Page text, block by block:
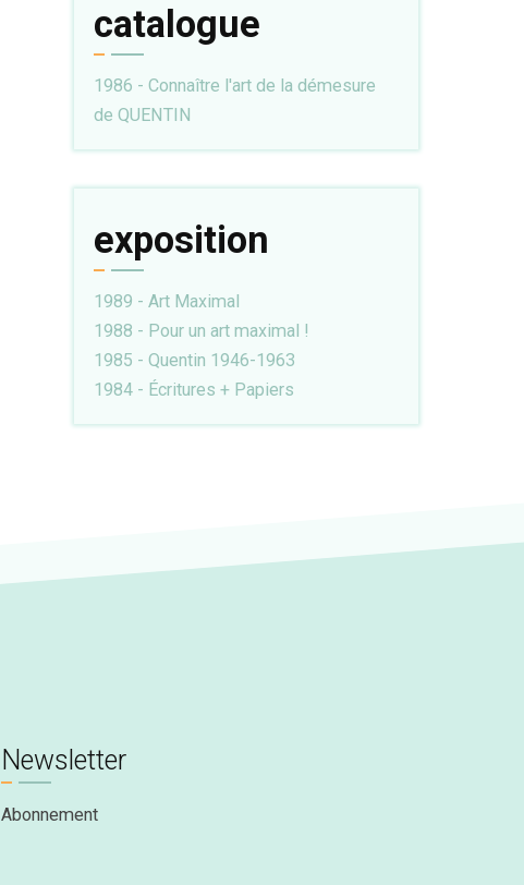
catalogue
1986 - Connaître l'art de la démesure
de QUENTIN
exposition
1989 - Art Maximal
1988 - Pour un art maximal !
1985 - Quentin 1946-1963
1984 - Écritures + Papiers
Newsletter
Abonnement